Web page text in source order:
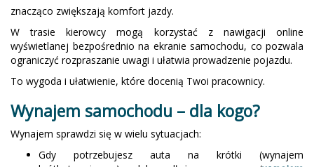
znacząco zwiększają komfort jazdy.
W trasie kierowcy mogą korzystać z nawigacji online
wyświetlanej bezpośrednio na ekranie samochodu, co pozwala
ograniczyć rozpraszanie uwagi i ułatwia prowadzenie pojazdu.
To wygoda i ułatwienie, które docenią Twoi pracownicy.
Wynajem samochodu – dla kogo?
Wynajem sprawdzi się w wielu sytuacjach:
Gdy potrzebujesz auta na krótki (wynajem